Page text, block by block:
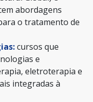
abordagens
o tratamento de
cursos que
e
eletroterapia e
integradas à